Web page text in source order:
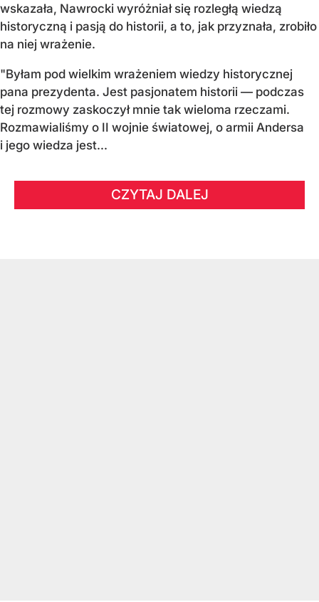
wskazała, Nawrocki wyróżniał się rozległą wiedzą
historyczną i pasją do historii, a to, jak przyznała, zrobiło
na niej wrażenie.
"Byłam pod wielkim wrażeniem wiedzy historycznej
pana prezydenta. Jest pasjonatem historii — podczas
tej rozmowy zaskoczył mnie tak wieloma rzeczami.
Rozmawialiśmy o II wojnie światowej, o armii Andersa
i jego wiedza jest...
CZYTAJ DALEJ